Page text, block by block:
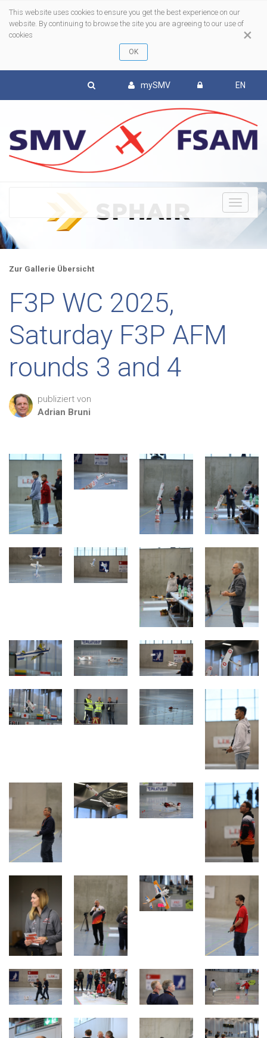
×
This website uses cookies to ensure you get the best experience on our
website. By continuing to browse the site you are agreeing to our use of
cookies
mySMV EN
Zur Gallerie Übersicht
F3P WC 2025,
Saturday F3P AFM
rounds 3 and 4
publiziert von
Adrian Bruni